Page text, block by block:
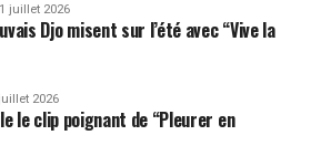
juillet 2026
Djo misent sur l’été avec “Vive la
2026
le clip poignant de “Pleurer en